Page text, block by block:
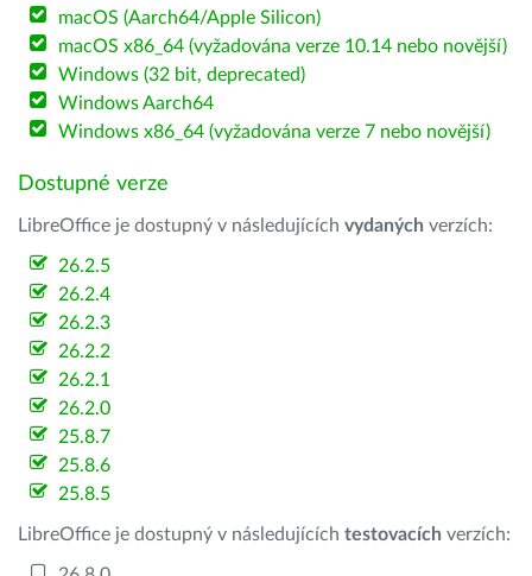
macOS (Aarch64/Apple Silicon)
macOS x86_64 (vyžadována verze 10.14 nebo novější)
Windows (32 bit, deprecated)
Windows Aarch64
Windows x86_64 (vyžadována verze 7 nebo novější)
Dostupné verze
LibreOffice je dostupný v následujících vydaných verzích:
26.2.5
26.2.4
26.2.3
26.2.2
26.2.1
26.2.0
25.8.7
25.8.6
25.8.5
LibreOffice je dostupný v následujících testovacích verzích: